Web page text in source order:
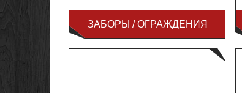
ЗАБОРЫ / ОГРАЖДЕНИЯ